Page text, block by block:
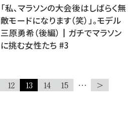
「私、マラソンの大会後はしばらく無
敵モードになります（笑）」。モデル
三原勇希（後編）┃ガチでマラソン
に挑む女性たち #3
12 13 14 15 … >